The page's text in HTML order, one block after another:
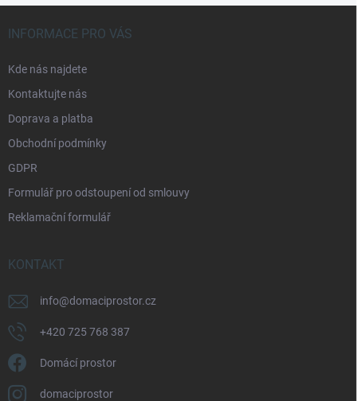
INFORMACE PRO VÁS
Kde nás najdete
Kontaktujte nás
Doprava a platba
Obchodní podmínky
GDPR
Formulář pro odstoupení od smlouvy
Reklamační formulář
KONTAKT
info@domaciprostor.cz
+420 725 768 387
Domácí prostor
domaciprostor